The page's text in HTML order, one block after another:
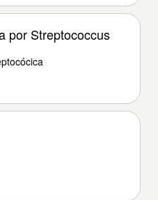
por Streptococcus